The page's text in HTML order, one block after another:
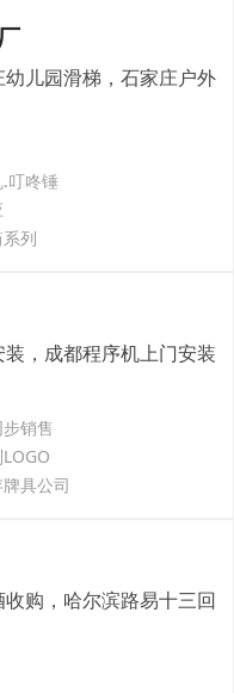
儿园滑梯，石家庄户外
叮咚锤
列
，成都程序机上门安装
销售
具公司
购，哈尔滨路易十三回